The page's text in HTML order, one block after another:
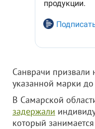
Санврачи призвали
указанной марки
В Самарской
задержали
который